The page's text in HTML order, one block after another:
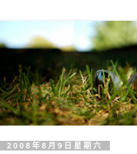
2008年8月9日星期六